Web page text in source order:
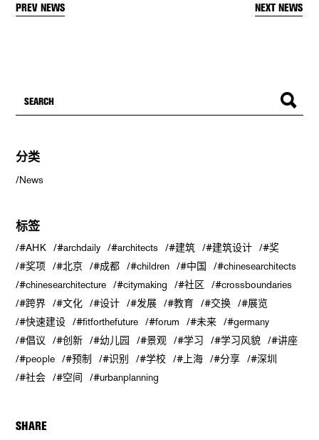
PREV NEWS NEXT NEWS
分类
News
标签
#AHK #archdaily #architects #建筑 #建筑设计
#奖
#奖项
#北京 #成都 #children #中国
#chinesearchitects
#chinesearchitecture
#citymaking #社区
#crossboundaries
#跨界
#文化 #设计 #发展 #教育 #交换
#展览
#快速建设
#fitforthefuture #forum #未来
#germany
#倡议
#创新 #幼儿园 #景观 #学习 #学习风貌
#讲座
#people
#预制 #识别 #学校 #上海 #分享
#深圳
#社会
#空间 #urbanplanning
SHARE